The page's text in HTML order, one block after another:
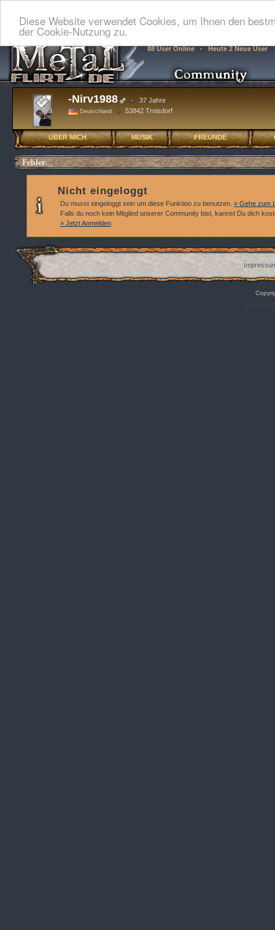
Diese Website verwendet Cookies, um Ihnen den
der Cookie-Nutzung zu.
88 User Online Heute 2 Neue User
-Nirv1988 37 Jahre
Deutschland 53842 Troisdorf
ÜBER MICH MUSIK FREUNDE
Fehler
Nicht eingeloggt
Du musst eingeloggt sein um diese Funktion zu benutzen. » Gehe zum
Falls du noch kein Mitglied unserer Community bist, kannst Du dich
» Jetzt Anmelden